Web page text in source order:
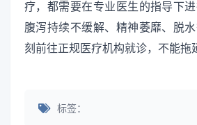
疗，都需要在专业医生的指导下
腹泻持续不缓解、精神萎靡、脱
刻前往正规医疗机构就诊，不能拖
标签：